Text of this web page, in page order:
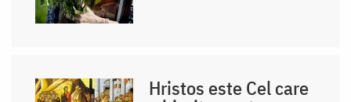
Hristos este Cel care